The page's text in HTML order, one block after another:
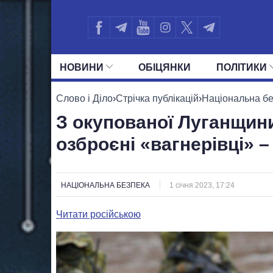
НОВИНИ ОБIЦЯНКИ ПОЛIТИКИ
УСІ ПОЛІТИКИ ПРЕЗИДЕНТ І
Слово і Діло›Стрічка публікацій›Національна
З окупованої
озброєні «вагнерівці»
НАЦІОНАЛЬНА БЕЗПЕКА 1 січня 2023, 17:24
Читати російською